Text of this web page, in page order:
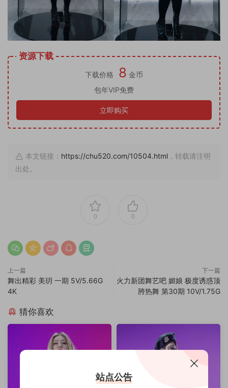
资源下载
下载价格 8 金币
包年VIP免费
立即购买
本文链接： https://chu520.com/10504.html ，转载请注明
出处。
0 0
上一篇
舞出精彩 美玥 一期 5V/5.66G
4K
下一篇
火力新团舞艺吧 媚娘 极度诱惑顶
胯热舞 第30期 10V/1.75G
猜你喜欢
站点公告